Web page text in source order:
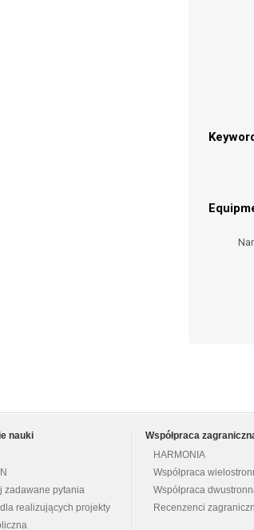
nauki
zadawane pytania
realizujących projekty
Współpraca
HARMONIA
Współpraca
Współpraca
Recenzenci